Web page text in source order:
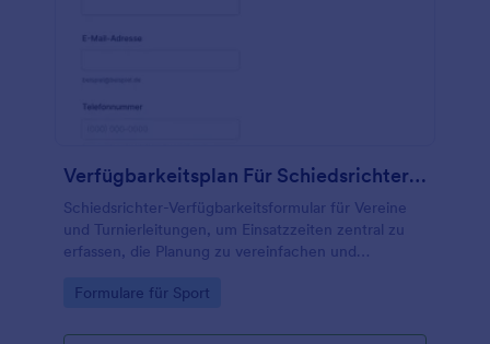
Verfügbarkeitsplan Für Schiedsrichter Formular
Schiedsrichter-Verfügbarkeitsformular für Vereine
und Turnierleitungen, um Einsatzzeiten zentral zu
erfassen, die Planung zu vereinfachen und
abzugleichen.
Go to Category:
Formulare für Sport